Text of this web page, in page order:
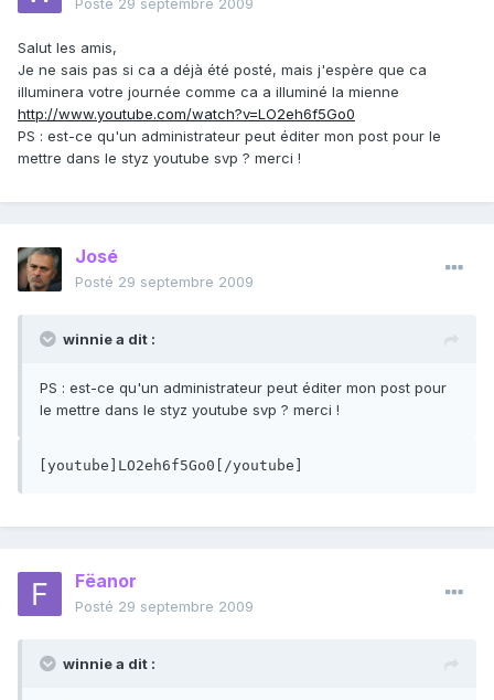
Posté 29 septembre 2009
Salut les amis,
Je ne sais pas si ca a déjà été posté, mais j'espère que ca
illuminera votre journée comme ca a illuminé la mienne
http://www.youtube.com/watch?v=LO2eh6f5Go0
PS : est-ce qu'un administrateur peut éditer mon post pour le
mettre dans le styz youtube svp ? merci !
José
Posté 29 septembre 2009
winnie a dit :
PS : est-ce qu'un administrateur peut éditer mon post pour
le mettre dans le styz youtube svp ? merci !
[youtube]LO2eh6f5Go0[/youtube]
Fëanor
Posté 29 septembre 2009
winnie a dit :